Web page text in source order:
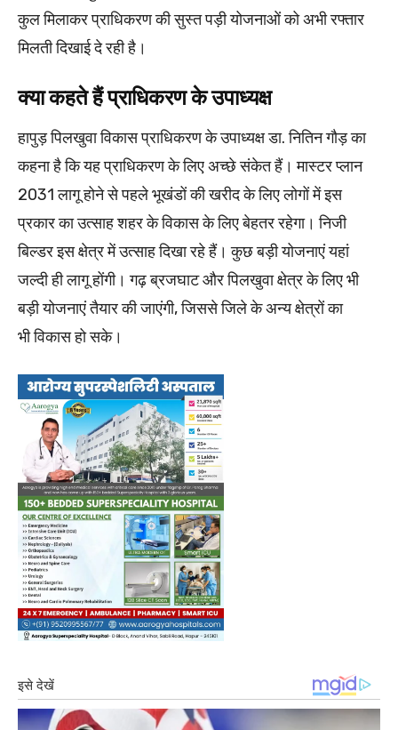
कुल मिलाकर प्राधिकरण की सुस्त पड़ी योजनाओं को अभी रफ्तार
मिलती दिखाई दे रही है।
क्या कहते हैं प्राधिकरण के उपाध्यक्ष
हापुड़ पिलखुवा विकास प्राधिकरण के उपाध्यक्ष डा. नितिन गौड़ का
कहना है कि यह प्राधिकरण के लिए अच्छे संकेत हैं। मास्टर प्लान
2031 लागू होने से पहले भूखंडों की खरीद के लिए लोगों में इस
प्रकार का उत्साह शहर के विकास के लिए बेहतर रहेगा। निजी
बिल्डर इस क्षेत्र में उत्साह दिखा रहे हैं। कुछ बड़ी योजनाएं यहां
जल्दी ही लागू होंगी। गढ़ ब्रजघाट और पिलखुवा क्षेत्र के लिए भी
बड़ी योजनाएं तैयार की जाएंगी, जिससे जिले के अन्य क्षेत्रों का
भी विकास हो सके।